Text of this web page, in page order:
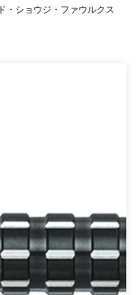
・ショウジ・ファウルクス